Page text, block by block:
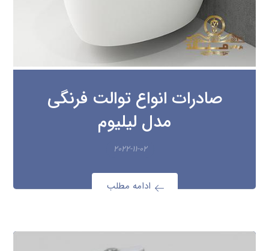
صادرات انواع توالت فرنگی
مدل لیلیوم
۲۰۲۲-۱۱-۰۲
ادامه مطلب